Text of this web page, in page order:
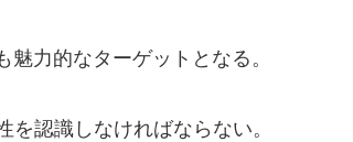
力的なターゲットとなる。
認識しなければならない。